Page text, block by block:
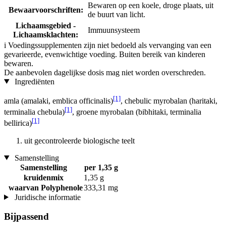
Bewaarvoorschriften:
Bewaren op een koele, droge plaats, uit
de buurt van licht.
Lichaamsgebied -
Lichaamsklachten:
Immuunsysteem
i Voedingssupplementen zijn niet bedoeld als vervanging van een
gevarieerde, evenwichtige voeding. Buiten bereik van kinderen
bewaren.
De aanbevolen dagelijkse dosis mag niet worden overschreden.
Ingrediënten
amla (amalaki, emblica officinalis)[1], chebulic myrobalan (haritaki,
terminalia chebula)[1], groene myrobalan (bibhitaki, terminalia
bellirica)[1]
uit gecontroleerde biologische teelt
Samenstelling
Samenstelling
per 1,35 g
kruidenmix
1,35 g
waarvan Polyphenole333,31 mg
Juridische informatie
Bijpassend